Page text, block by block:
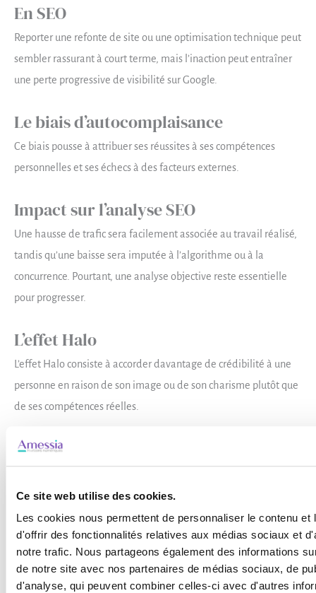
Ce site web utilise des cookies.
Les cookies nous permettent de personnaliser le contenu et
d'offrir des fonctionnalités relatives aux médias sociaux et
notre trafic. Nous partageons également des informations
de notre site avec nos partenaires de médias sociaux, de
d'analyse, qui peuvent combiner celles-ci avec d'autres
En SEO
Reporter une refonte de site ou une optimisation technique peut
sembler rassurant à court terme, mais l’inaction peut entraîner
une perte progressive de visibilité sur Google.
Le biais d’autocomplaisance
Ce biais pousse à attribuer ses réussites à ses compétences
personnelles et ses échecs à des facteurs externes.
Impact sur l’analyse SEO
Une hausse de trafic sera facilement associée au travail réalisé,
tandis qu’une baisse sera imputée à l’algorithme ou à la
concurrence. Pourtant, une analyse objective reste essentielle
pour progresser.
L’effet Halo
L’effet Halo consiste à accorder davantage de crédibilité à une
personne en raison de son image ou de son charisme plutôt que
de ses compétences réelles.
Dans le monde du SEO
pas nécessairement une référence technique. L’évaluation doit
toujours reposer sur la qualité des résultats et des analyses
proposées.
Le biais de normalité